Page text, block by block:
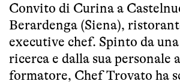
Convito di Curina a
Berardenga (Siena),
executive chef. Spinto da
ricerca e dalla sua personale
formatore, Chef Trovato ha